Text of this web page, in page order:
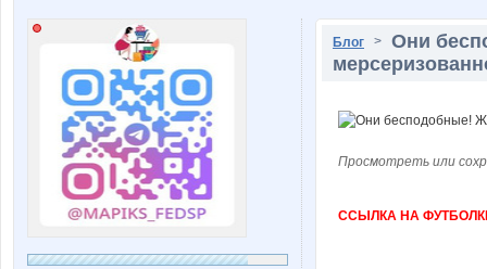
Блог > Они
Просмотреть или
ССЫЛКА НА